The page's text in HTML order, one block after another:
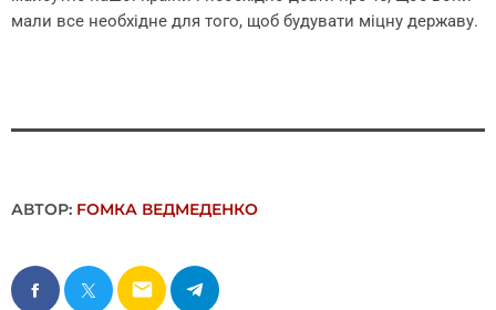
мали все необхідне для того, щоб будувати міцну державу.
АВТОР: FОMКА ВЕДМЕДЕНКО
email